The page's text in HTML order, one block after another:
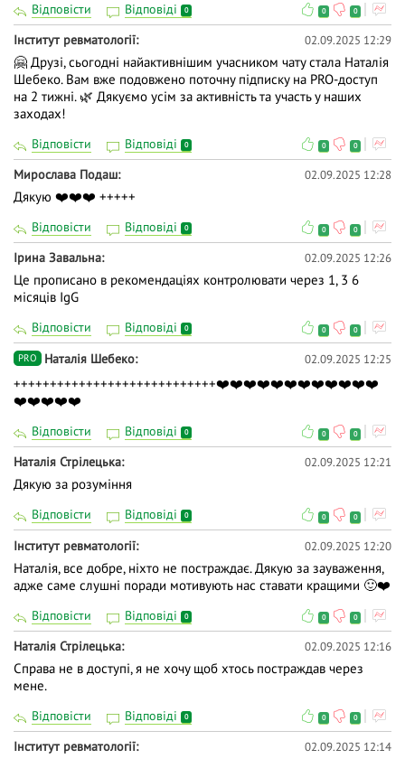
Відповісти Відповіді 0 0 0
Інститут ревматології 02.09.2025 12:29
🤗 Друзі, сьогодні найактивнішим учасником чату стала Наталія
Шебеко. Вам вже подовжено поточну підписку на PRO-доступ
на 2 тижні. 🌿 Дякуємо усім за активність та участь у наших
заходах!
Відповісти Відповіді 0 0 0
Мирослава Подаш 02.09.2025 12:28
Дякую ❤️❤️❤️ +++++
Відповісти Відповіді 0 0 0
Ірина Завальна 02.09.2025 12:26
Це прописано в рекомендаціях контролювати через 1, 3 6
місяців IgG
Відповісти Відповіді 0 0 0
PRO Наталія Шебеко 02.09.2025 12:25
++++++++++++++++++++++++++++❤️❤️❤️❤️❤️❤️❤️❤️❤️❤️❤️❤️
❤️❤️❤️❤️❤️
Відповісти Відповіді 0 0 0
Наталія Стрілецька 02.09.2025 12:21
Дякую за розуміння
Відповісти Відповіді 0 0 0
Інститут ревматології 02.09.2025 12:20
Наталія, все добре, ніхто не постраждає. Дякую за зауваження,
адже саме слушні поради мотивують нас ставати кращими 🙂❤️
Відповісти Відповіді 0 0 0
Наталія Стрілецька 02.09.2025 12:16
Справа не в доступі, я не хочу щоб хтось постраждав через
мене.
Відповісти Відповіді 0 0 0
Інститут ревматології 02.09.2025 12:14